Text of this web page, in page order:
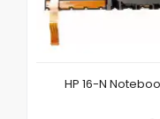
HP 16-N